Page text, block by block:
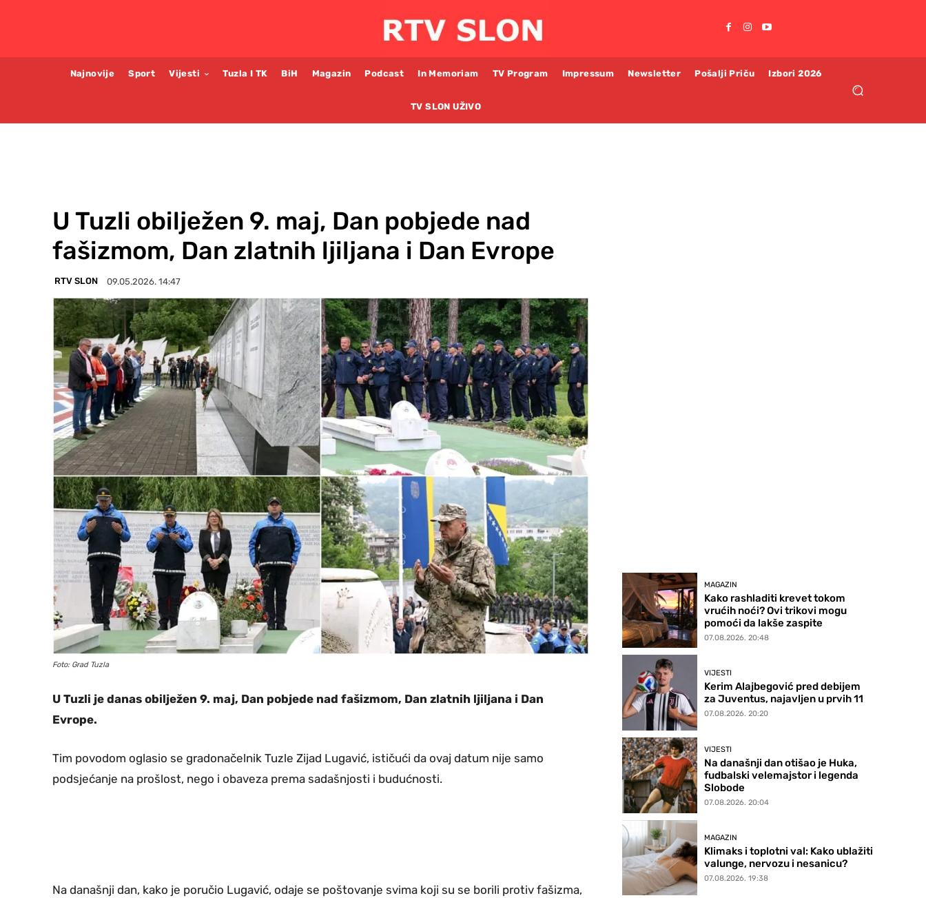
Najnovije Sport Vijesti Tuzla I TK BiH Magazin Podcast In Memoriam TV Program Impressum Newsletter Pošalji Priču Izbori 2026
TV SLON UŽIVO
U Tuzli obilježen 9. maj, Dan pobjede nad
fašizmom, Dan zlatnih ljiljana i Dan Evrope
RTV SLON 09.05.2026. 14:47
Foto: Grad Tuzla
U Tuzli je danas obilježen 9. maj, Dan pobjede nad fašizmom, Dan zlatnih ljiljana i Dan
Evrope.
Tim povodom oglasio se gradonačelnik Tuzle Zijad Lugavić, ističući da ovaj datum nije samo
podsjećanje na prošlost, nego i obaveza prema sadašnjosti i budućnosti.
Na današnji dan, kako je poručio Lugavić, odaje se poštovanje svima koji su se borili protiv fašizma,
MAGAZIN
Kako rashladiti krevet tokom
vrućih noći? Ovi trikovi mogu
pomoći da lakše zaspite
07.08.2026. 20:48
VIJESTI
Kerim Alajbegović pred debijem
za Juventus, najavljen u prvih 11
07.08.2026. 20:20
VIJESTI
Na današnji dan otišao je Huka,
fudbalski velemajstor i legenda
Slobode
07.08.2026. 20:04
MAGAZIN
Klimaks i toplotni val: Kako ublažiti
valunge, nervozu i nesanicu?
07.08.2026. 19:38